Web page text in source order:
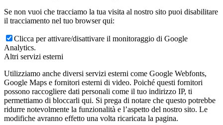
Se non vuoi che tracciamo la tua visita al nostro sito puoi disabilitare
il tracciamento nel tuo browser qui:
Clicca per attivare/disattivare il monitoraggio di Google
Analytics.
Altri servizi esterni
Utilizziamo anche diversi servizi esterni come Google Webfonts,
Google Maps e fornitori esterni di video. Poiché questi fornitori
possono raccogliere dati personali come il tuo indirizzo IP, ti
permettiamo di bloccarli qui. Si prega di notare che questo potrebbe
ridurre notevolmente la funzionalità e l’aspetto del nostro sito. Le
modifiche avranno effetto una volta ricaricata la pagina.